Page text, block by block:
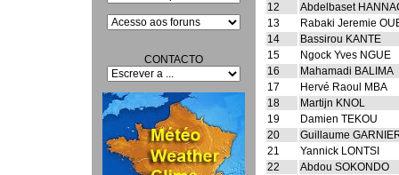
CONTACTO
12
Abdelbaset
13
Rabaki Jeremie
14
Bassirou KANTE
15
Ngock Yves NGUE
16
Mahamadi BALIMA
17
Hervé Raoul MBA
18
Martijn KNOL
19
Damien TEKOU
20
Guillaume
21
Yannick LONTSI
22
Abdou SOKONDO